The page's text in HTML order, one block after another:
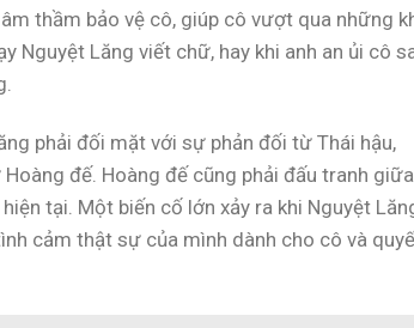
thầm bảo vệ cô, giúp cô vượt qua những
Nguyệt Lăng viết chữ, hay khi anh an ủi cô
phải đối mặt với sự phản đối từ Thái hậu,
đế. Hoàng đế cũng phải đấu tranh giữa
tại. Một biến cố lớn xảy ra khi Nguyệt
cảm thật sự của mình dành cho cô và